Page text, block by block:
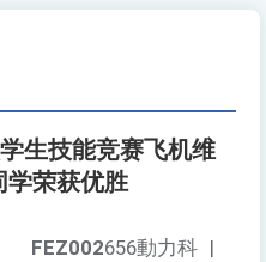
生技能竞赛飞机维
学荣获优胜
FEZ002656動力科 |